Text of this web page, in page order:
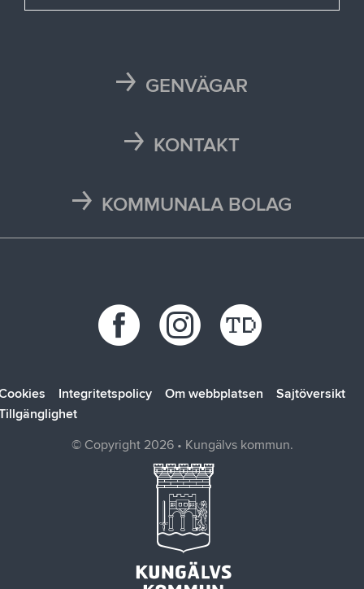
GENVÄGAR
Läsårstider
KONTAKT
Press och media
KOMMUNALA BOLAG
Kungälvsbostäder
Kungälv Energi
Integritetspolicy Om webbplatsen
Sajtöversikt
© Copyright 2026 • Kungälvs kommun.